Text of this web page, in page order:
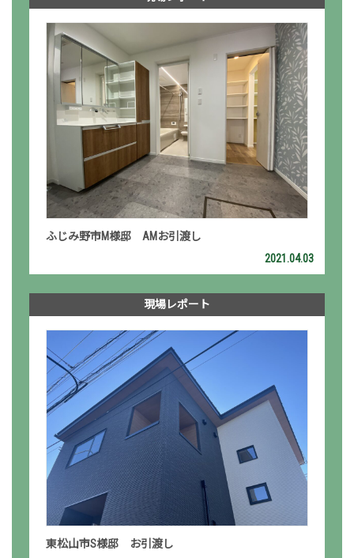
ふじみ野市M様邸 AMお引渡し
2021.04.03
現場レポート
東松山市S様邸 お引渡し